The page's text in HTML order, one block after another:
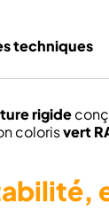
techniques
rigide
colorisvert